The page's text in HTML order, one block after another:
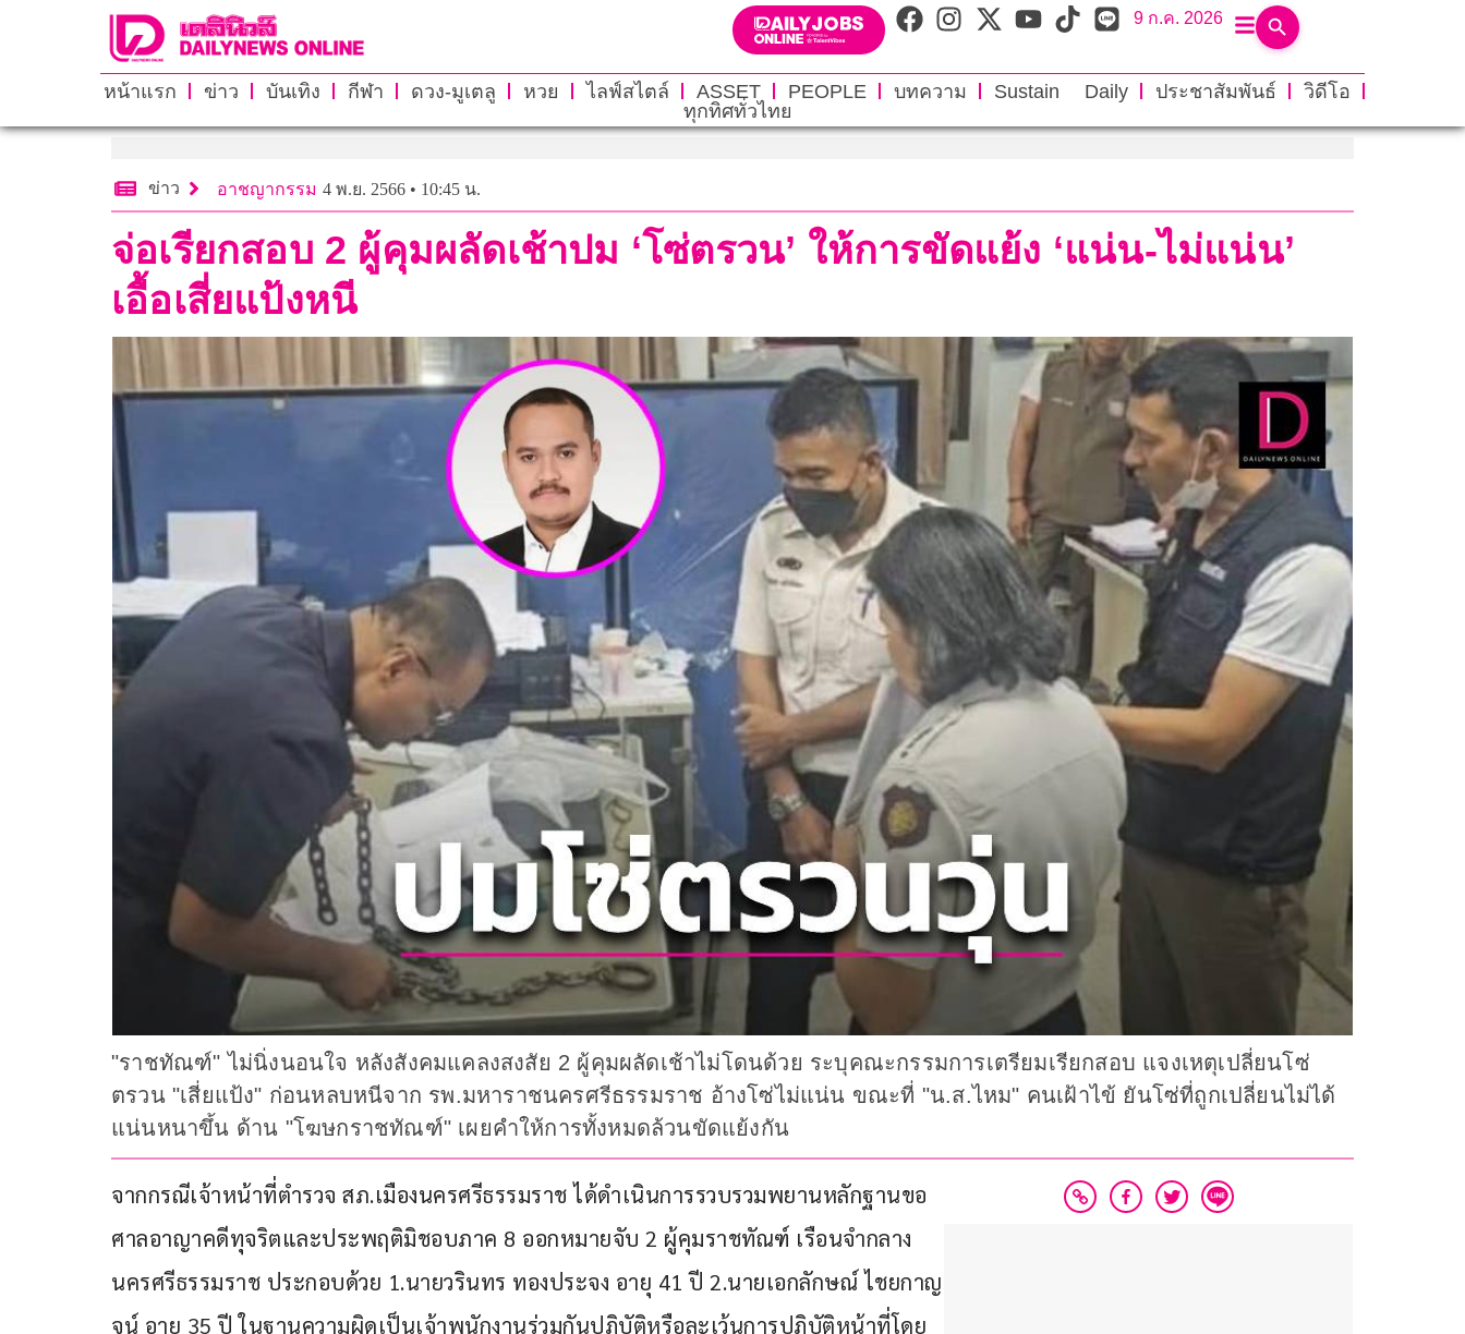
9 ก.ค. 2026
หน้าแรก ข่าว บันเทิง กีฬา ดวง-มูเตลู หวย ไลฟ์สไตล์ ASSET PEOPLE บทความ Sustain Daily ประชาสัมพันธ์
วิดีโอ
ทุกทิศทั่วไทย
ข่าว อาชญากรรม 4 พ.ย. 2566 • 10:45 น.
จ่อเรียกสอบ 2 ผู้คุมผลัดเช้าปม ‘โซ่ตรวน’ ให้การขัดแย้ง ‘แน่น-ไม่แน่น’
เอื้อเสี่ยแป้งหนี
"ราชทัณฑ์" ไม่นิ่งนอนใจ หลังสังคมแคลงสงสัย 2 ผู้คุมผลัดเช้าไม่โดนด้วย ระบุคณะกรรมการเตรียมเรียกสอบ แจงเหตุเปลี่ยนโซ่
ตรวน "เสี่ยแป้ง" ก่อนหลบหนีจาก รพ.มหาราชนครศรีธรรมราช อ้างโซ่ไม่แน่น ขณะที่ "น.ส.ไหม" คนเฝ้าไข้ ยันโซ่ที่ถูกเปลี่ยนไม่ได้
แน่นหนาขึ้น ด้าน "โฆษกราชทัณฑ์" เผยคำให้การทั้งหมดล้วนขัดแย้งกัน
จากกรณีเจ้าหน้าที่ตำรวจ สภ.เมืองนครศรีธรรมราช ได้ดำเนินการรวบรวมพยานหลักฐานขอ
ศาลอาญาคดีทุจริตและประพฤติมิชอบภาค 8 ออกหมายจับ 2 ผู้คุมราชทัณฑ์ เรือนจำกลาง
นครศรีธรรมราช ประกอบด้วย 1.นายวรินทร ทองประจง อายุ 41 ปี 2.นายเอกลักษณ์ ไชยกาญ
จน์ อายุ 35 ปี ในฐานความผิดเป็นเจ้าพนักงานร่วมกันปฏิบัติหรือละเว้นการปฏิบัติหน้าที่โดย